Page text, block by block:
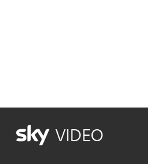
VIDEO